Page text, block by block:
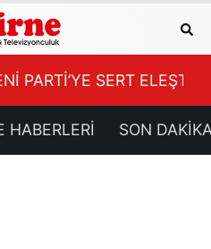
PARTİ’YE SERT ELEŞTİRİ
HABERLERİ SON